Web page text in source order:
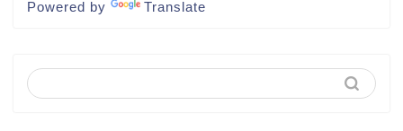
Powered by Translate